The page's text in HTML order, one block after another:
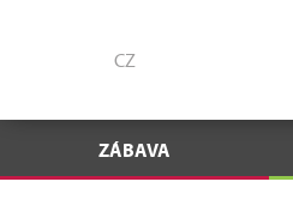
CZ
ZÁBAVA